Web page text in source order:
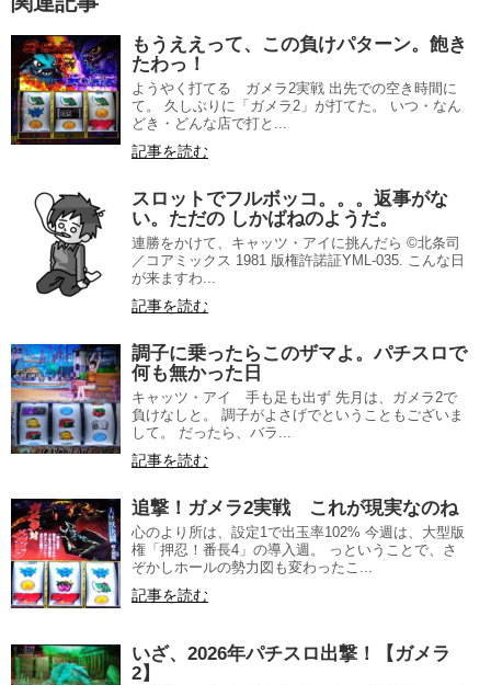
もうええって、この負けパターン。飽き
たわっ！
ようやく打てる ガメラ2実戦 出先での空き時間に
て。 久しぶりに「ガメラ2」が打てた。 いつ・なん
どき・どんな店で打と...
記事を読む
スロットでフルボッコ。。。返事がな
い。ただの しかばねのようだ。
連勝をかけて、キャッツ・アイに挑んだら ©北条司
／コアミックス 1981 版権許諾証YML-035. こんな日
が来ますわ...
記事を読む
調子に乗ったらこのザマよ。パチスロで
何も無かった日
キャッツ・アイ 手も足も出ず 先月は、ガメラ2で
負けなしと。 調子がよさげでということもございま
して。 だったら、バラ...
記事を読む
追撃！ガメラ2実戦 これが現実なのね
心のより所は、設定1で出玉率102% 今週は、大型版
権「押忍！番長4」の導入週。 っということで、さ
ぞかしホールの勢力図も変わったこ...
記事を読む
いざ、2026年パチスロ出撃！【ガメラ
2】